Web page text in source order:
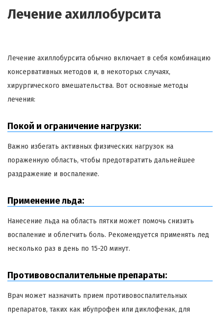
Лечение ахиллобурсита
Лечение ахиллобурсита обычно включает в себя комбинацию
консервативных методов и, в некоторых случаях,
хирургического вмешательства. Вот основные методы
лечения:
Покой и ограничение нагрузки:
Важно избегать активных физических нагрузок на
пораженную область, чтобы предотвратить дальнейшее
раздражение и воспаление.
Применение льда:
Нанесение льда на область пятки может помочь снизить
воспаление и облегчить боль. Рекомендуется применять лед
несколько раз в день по 15-20 минут.
Противовоспалительные препараты:
Врач может назначить прием противовоспалительных
препаратов, таких как ибупрофен или диклофенак, для